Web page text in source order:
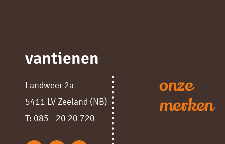
vantienen
Landweer 2a
5411 LV Zeeland (NB)
T: 085 - 20 20 720
onze
merken